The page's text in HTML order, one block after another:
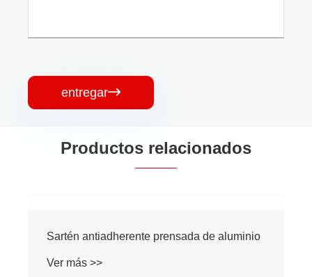
entregar
Productos relacionados